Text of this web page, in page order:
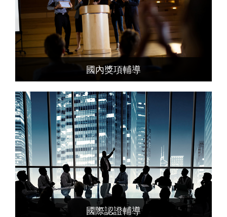
國內獎項輔導
國際認證輔導